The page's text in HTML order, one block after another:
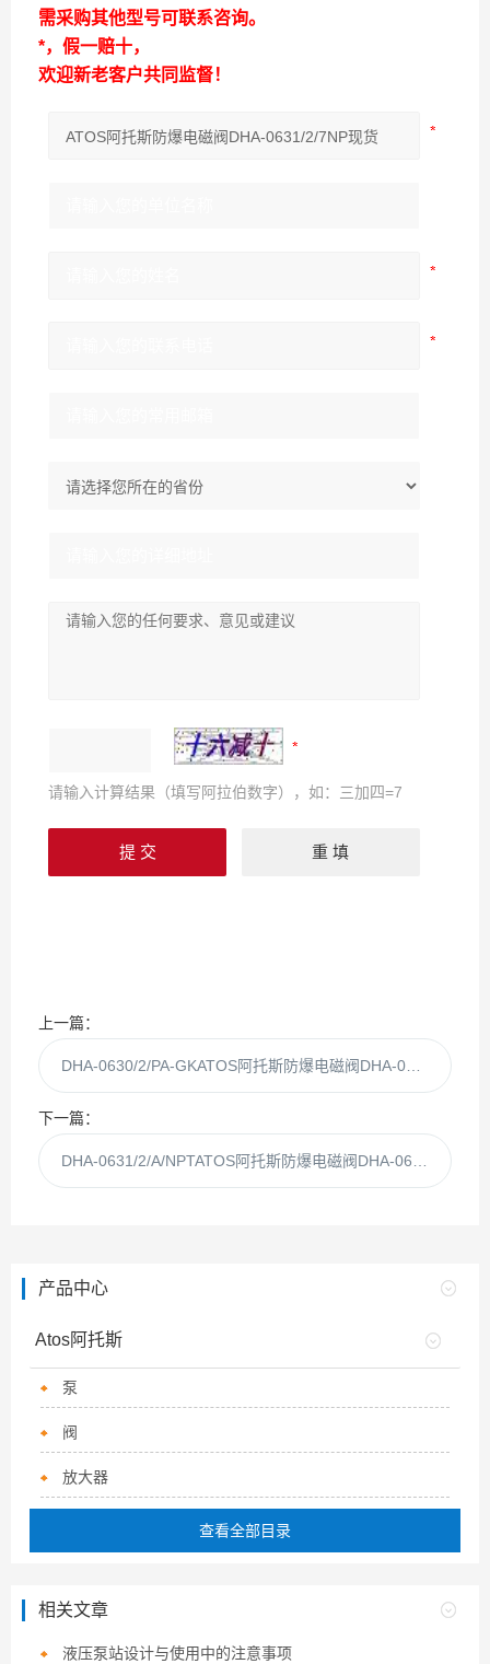
需采购其他型号可联系咨询。
*，假一赔十，
欢迎新老客户共同监督！
请输入计算结果（填写阿拉伯数字），如：三加四=7
上一篇：
下一篇：
产品中心
Atos阿托斯
泵
阀
放大器
查看全部目录
相关文章
液压泵站设计与使用中的注意事项